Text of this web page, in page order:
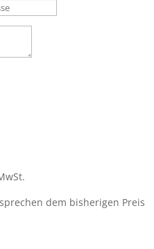
dem bisherigen Preis